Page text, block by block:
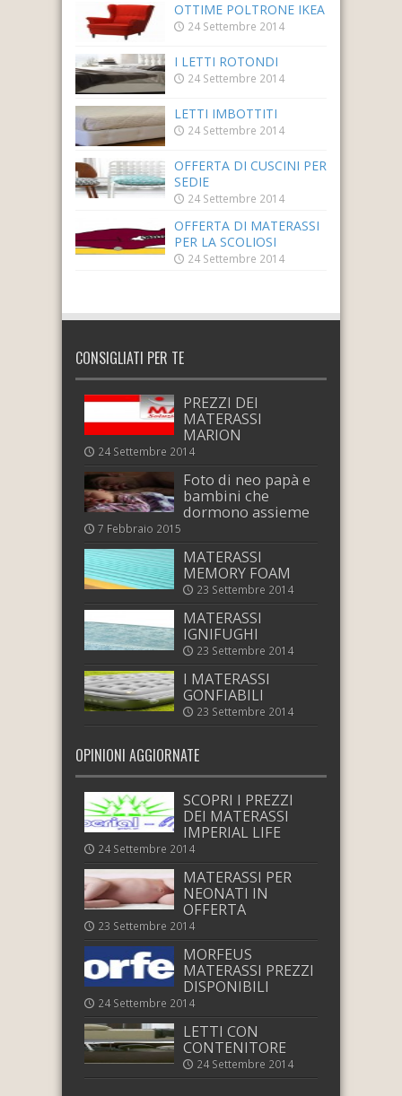
OTTIME POLTRONE IKEA
24 Settembre 2014
I LETTI ROTONDI
24 Settembre 2014
LETTI IMBOTTITI
24 Settembre 2014
OFFERTA DI CUSCINI PER
SEDIE
24 Settembre 2014
OFFERTA DI MATERASSI
PER LA SCOLIOSI
24 Settembre 2014
CONSIGLIATI PER TE
PREZZI DEI
MATERASSI
MARION
24 Settembre 2014
Foto di neo papà e
bambini che
dormono assieme
7 Febbraio 2015
MATERASSI
MEMORY FOAM
23 Settembre 2014
MATERASSI
IGNIFUGHI
23 Settembre 2014
I MATERASSI
GONFIABILI
23 Settembre 2014
OPINIONI AGGIORNATE
SCOPRI I PREZZI
DEI MATERASSI
IMPERIAL LIFE
24 Settembre 2014
MATERASSI PER
NEONATI IN
OFFERTA
23 Settembre 2014
MORFEUS
MATERASSI PREZZI
DISPONIBILI
24 Settembre 2014
LETTI CON
CONTENITORE
24 Settembre 2014